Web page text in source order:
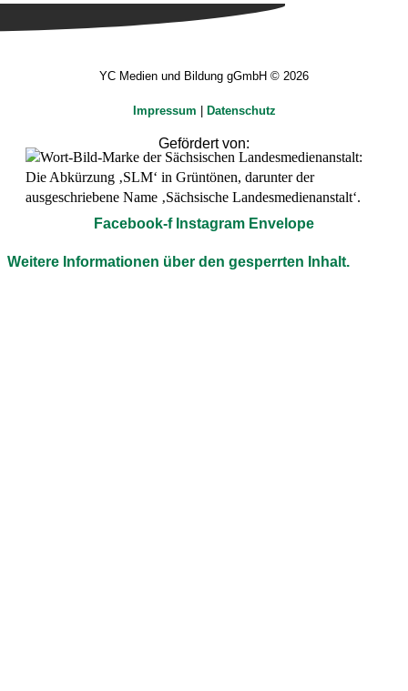
YC Medien und Bildung gGmbH © 2026
Impressum Datenschutz
Gefördert von:
Facebook-f Instagram Envelope
Weitere Informationen über den gesperrten Inhalt.